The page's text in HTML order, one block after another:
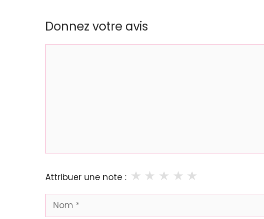
Donnez votre avis
Attribuer une note : ★
★
★
★
★
Nom